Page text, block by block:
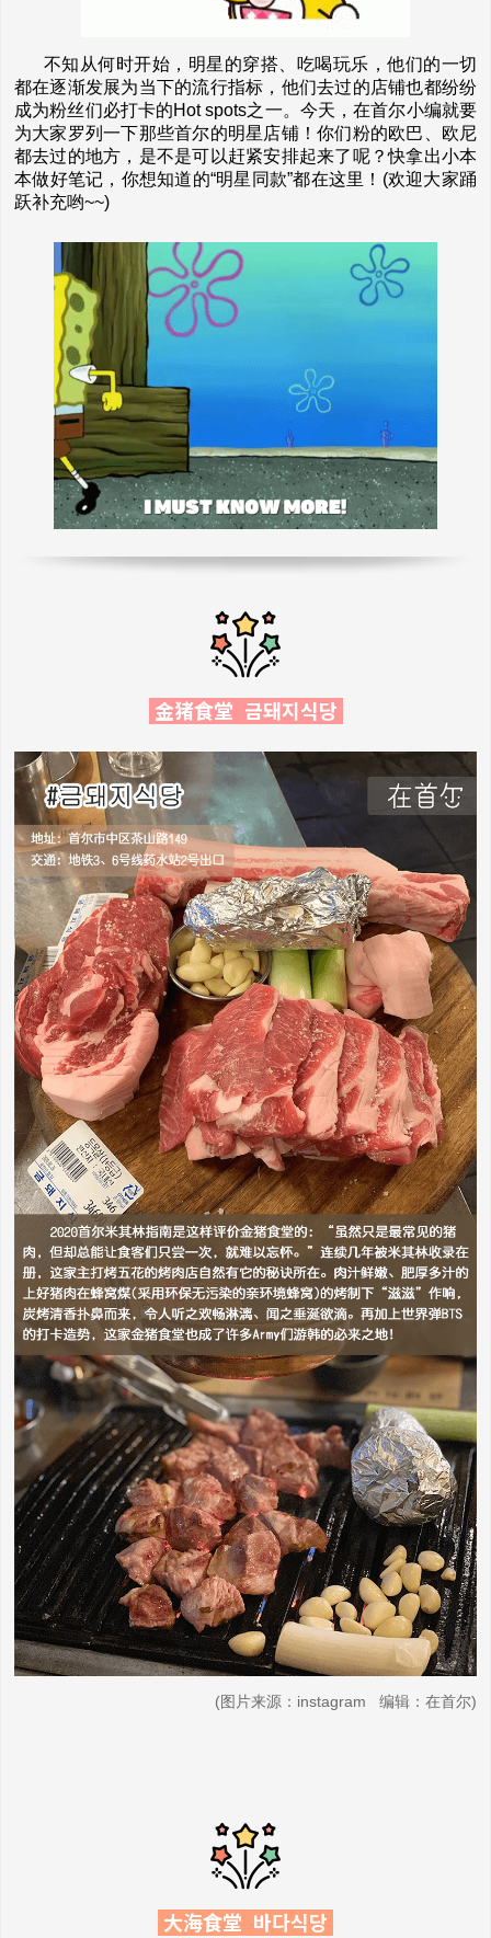
不知从何时开始，明星的穿搭、吃喝玩乐，他们的一切
都在逐渐发展为当下的流行指标，他们去过的店铺也都纷纷
成为粉丝们必打卡的Hot spots之一。今天，在首尔小编就要
为大家罗列一下那些首尔的明星店铺！你们粉的欧巴、欧尼
都去过的地方，是不是可以赶紧安排起来了呢？快拿出小本
本做好笔记，你想知道的“明星同款”都在这里！(欢迎大家踊
跃补充哟~~)
金猪食堂 금돼지식당
(图片来源：instagram 编辑：在首尔)
大海食堂 바다식당